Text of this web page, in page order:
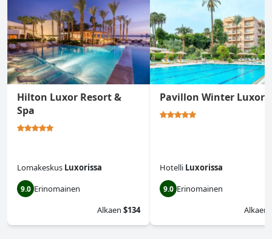
Hilton Luxor Resort &
Spa
Lomakeskus Luxorissa
9.0 Erinomainen
Alkaen $134
Pavillon Winter Luxor
Hotelli Luxorissa
9.0 Erinomainen
Alkaen